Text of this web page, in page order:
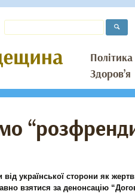
Політика
Здоров’я
української сторони як
взятися за денонсацію